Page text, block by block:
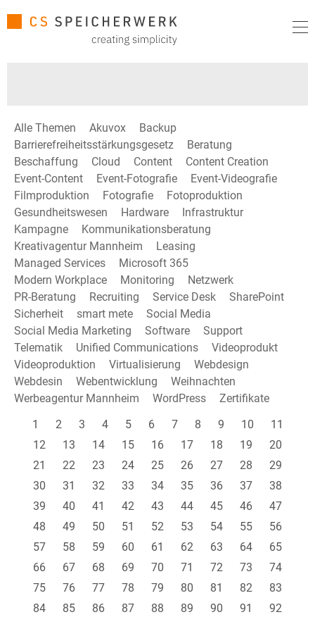
Alle Themen Akuvox
Backup
Barrierefreiheitsstärkungsgesetz
Beratung
Beschaffung
Cloud Content
Content Creation
Event-Content
Event-Fotografie
Event-Videografie
Filmproduktion
Fotografie
Fotoproduktion
Gesundheitswesen
Hardware
Infrastruktur
Kampagne
Kommunikationsberatung
Kreativagentur Mannheim
Leasing
Managed Services
Microsoft 365
Modern Workplace
Monitoring
Netzwerk
PR-Beratung
Recruiting Service Desk
SharePoint
Sicherheit
smart mete
Social Media
Social Media Marketing
Software
Support
Telematik
Unified Communications
Videoprodukt
Videoproduktion
Virtualisierung
Webdesign
Webdesin
Webentwicklung
Weihnachten
Werbeagentur Mannheim
WordPress
Zertifikate
1
2 3 4 5 6 7 8 9 10
11
12
13 14 15 16 17 18 19
20
21
22 23 24 25 26 27 28
29
30
31 32 33 34 35 36 37
38
39
40 41 42 43 44 45 46
47
48
49 50 51 52 53 54 55
56
57
58 59 60 61 62 63 64
65
66
67 68 69 70 71 72 73
74
75
76 77 78 79 80 81 82
83
84
85 86 87 88 89 90 91
92